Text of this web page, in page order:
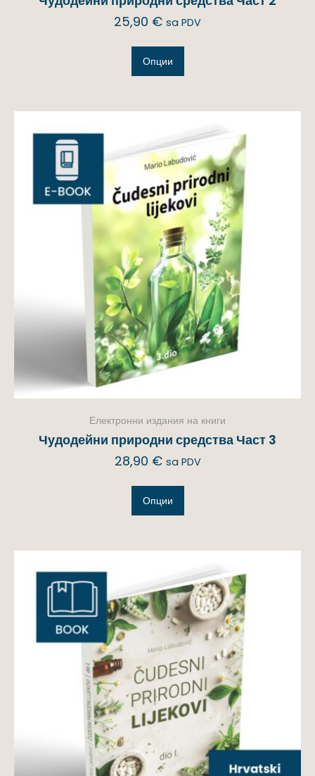
25,90 € sa PDV
Опции
Електронни издания на книги
Чудодейни природни средства Част 3
28,90 € sa PDV
Опции